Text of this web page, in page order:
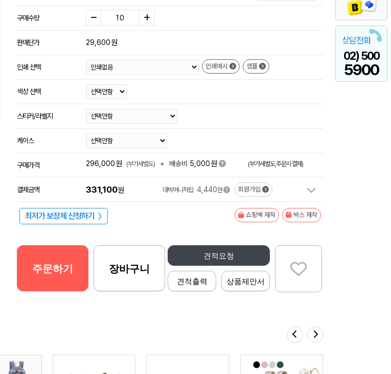
상담전화
02) 500
5900
구매수량
판매단가 29,600원
인쇄 선택 인쇄예시 샘플
색상 선택
스티커/라벨지
케이스
구매가격 296,000원 (부가세별도) + 배송비 5,000원 (부가세별도,주문시결제)
결제금액 331,100원 대박머니적립 4,440원 회원가입
최저가 보장제 신청하기 〉 쇼핑백 제작 박스 제작
견적요청
견적출력 상품제안서
주문하기 장바구니